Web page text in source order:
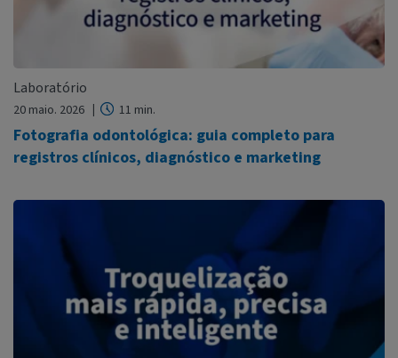
Laboratório
20 maio. 2026 11 min.
Fotografia odontológica: guia completo para
registros clínicos, diagnóstico e marketing